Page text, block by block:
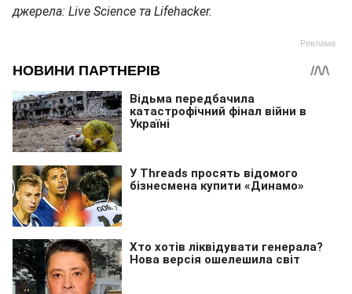
джерела: Live Science та Lifehacker.